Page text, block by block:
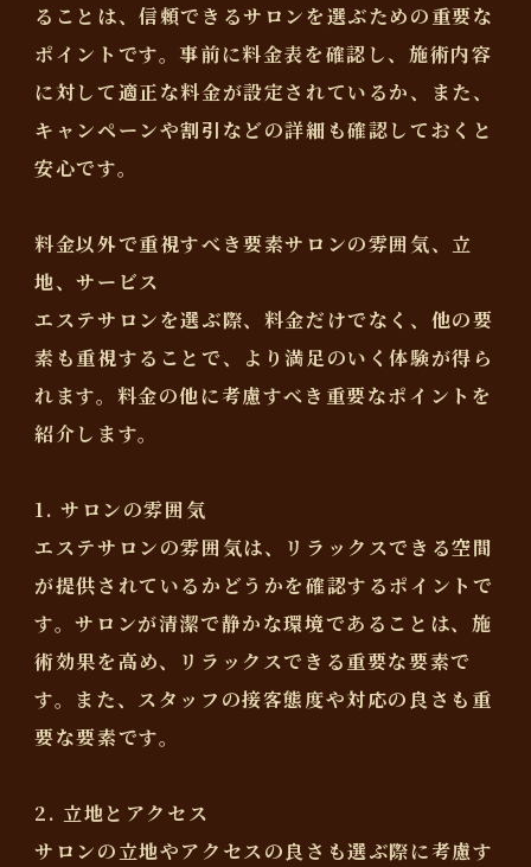
ることは、信頼できるサロンを選ぶための重要な
ポイントです。事前に料金表を確認し、施術内容
に対して適正な料金が設定されているか、また、
キャンペーンや割引などの詳細も確認しておくと
安心です。
料金以外で重視すべき要素サロンの雰囲気、立
地、サービス
エステサロンを選ぶ際、料金だけでなく、他の要
素も重視することで、より満足のいく体験が得ら
れます。料金の他に考慮すべき重要なポイントを
紹介します。
1. サロンの雰囲気
エステサロンの雰囲気は、リラックスできる空間
が提供されているかどうかを確認するポイントで
す。サロンが清潔で静かな環境であることは、施
術効果を高め、リラックスできる重要な要素で
す。また、スタッフの接客態度や対応の良さも重
要な要素です。
2. 立地とアクセス
サロンの立地やアクセスの良さも選ぶ際に考慮す